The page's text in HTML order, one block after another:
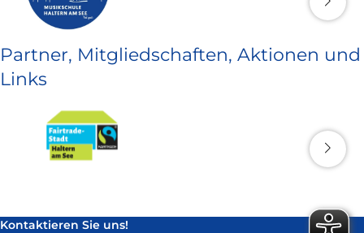
Partner, Mitgliedschaften, Aktionen und
Links
Kontaktieren Sie uns!